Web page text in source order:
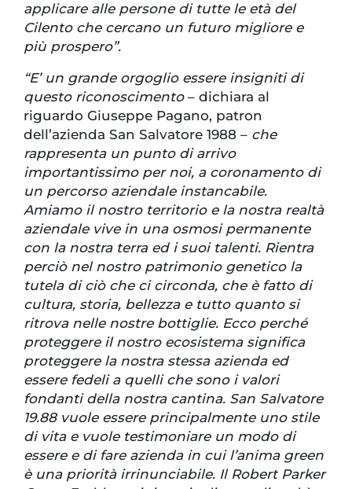
applicare alle persone di tutte le età del
Cilento che cercano un futuro migliore e
più prospero”.
“E’ un grande orgoglio essere insigniti di
questo riconoscimento– dichiara al
riguardo Giuseppe Pagano, patron
dell’azienda San Salvatore 1988 – che
rappresenta un punto di arrivo
importantissimo per noi, a coronamento di
un percorso aziendale instancabile.
Amiamo il nostro territorio e la nostra realtà
aziendale vive in una osmosi permanente
con la nostra terra ed i suoi talenti. Rientra
perciò nel nostro patrimonio genetico la
tutela di ciò che ci circonda, che è fatto di
cultura, storia, bellezza e tutto quanto si
ritrova nelle nostre bottiglie. Ecco perché
proteggere il nostro ecosistema significa
proteggere la nostra stessa azienda ed
essere fedeli a quelli che sono i valori
fondanti della nostra cantina. San Salvatore
19.88 vuole essere principalmente uno stile
di vita e vuole testimoniare un modo di
essere e di fare azienda in cui l’anima green
è una priorità irrinunciabile. Il Robert Parker